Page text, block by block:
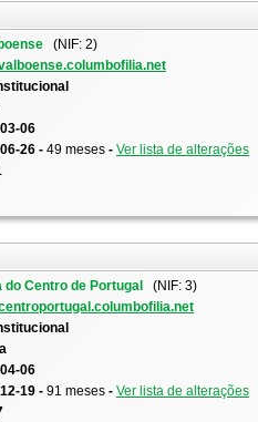
(NIF: 2)
06
26 - 49 meses - Ver lista de alterações
Centro de Portugal
(NIF: 3)
06
19 - 91 meses - Ver lista de alterações